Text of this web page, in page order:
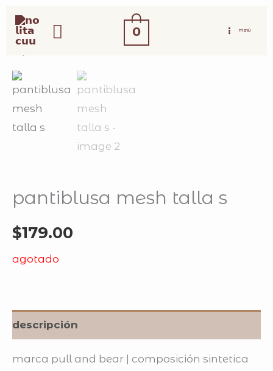
contenido
buscar 0 MENÚ
pantiblusa mesh talla s
$179.00
agotado
descripción
marca pull and bear | composición sintetica